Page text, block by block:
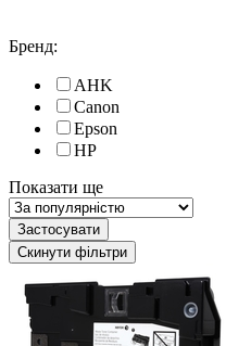
Бренд:
AHK
Canon
Epson
HP
Показати ще
Застосувати
Скинути фільтри